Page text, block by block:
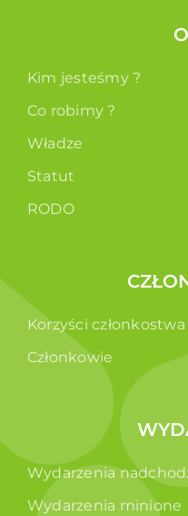
Kim jesteśmy ?
Co robimy ?
Władze
Statut
RODO
Korzyści członkostwa
Członkowie
Wydarzenia
Wydarzenia minione